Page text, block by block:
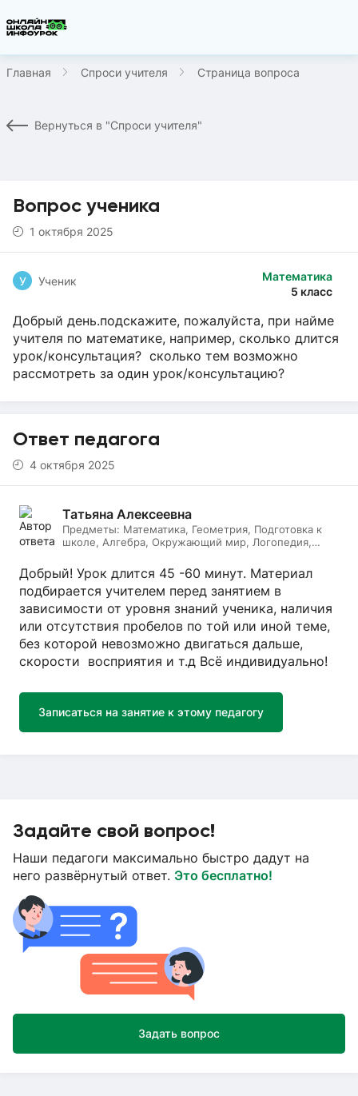
Главная Спроси учителя Страница вопроса
Вернуться в "Спроси учителя"
Вопрос ученика
1 октября 2025
Математика
5 класс
У Ученик
Добрый день.подскажите, пожалуйста, при найме
учителя по математике, например, сколько длится
урок/консультация? сколько тем возможно
рассмотреть за один урок/консультацию?
Ответ педагога
4 октября 2025
Татьяна Алексеевна
Предметы: Математика, Геометрия, Подготовка к
школе, Алгебра, Окружающий мир, Логопедия,
чтение, Русский язык
Добрый! Урок длится 45 -60 минут. Материал
подбирается учителем перед занятием в
зависимости от уровня знаний ученика, наличия
или отсутствия пробелов по той или иной теме,
без которой невозможно двигаться дальше,
скорости восприятия и т.д Всё индивидуально!
Записаться на занятие к этому педагогу
Задайте свой вопрос!
Наши педагоги максимально быстро дадут на
него развёрнутый ответ. Это бесплатно!
Задать вопрос